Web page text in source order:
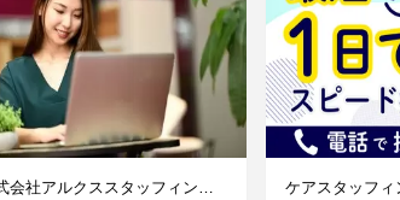
株式会社アルクススタッフィング/ＡＫＳca00000